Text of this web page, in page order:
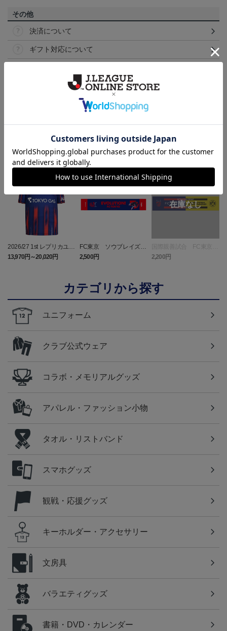
その他
決済について
ギフト対応について
ランキング
2026/27 1st レプリカユニ
フォーム 半袖
13,970円～20,020円
NEW
FC東京 ソウブレイズ
タオルマフラー
2,500円
国際親善試合 FC東京
対 ボルシア ドルトムン
ト プリントタオルマフ
2,200円
カテゴリから探す
ユニフォーム
クラブ公式ウェア
コラボ・メモリアルグッズ
アパレル・ファッション小物
タオル・リストバンド
スマホグッズ
観戦・応援グッズ
キーホルダー・アクセサリー
文房具
バラエティグッズ
書籍・DVD・カレンダー